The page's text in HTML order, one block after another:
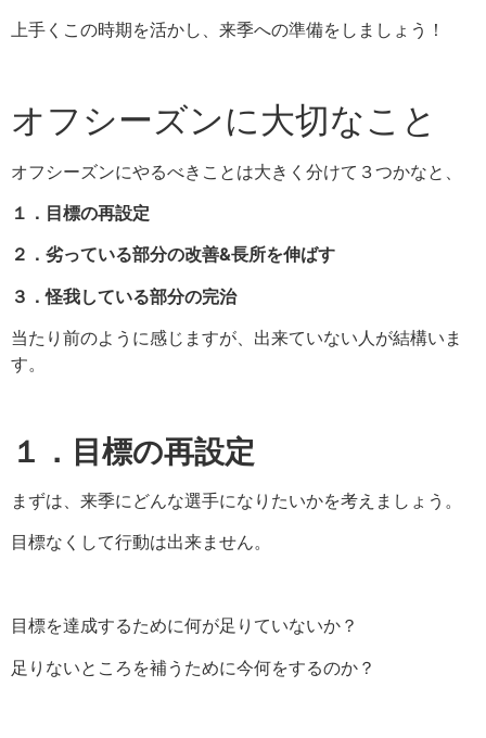
上手くこの時期を活かし、来季への準備をしましょう！
オフシーズンに大切なこと
オフシーズンにやるべきことは大きく分けて３つかなと、
１．目標の再設定
２．劣っている部分の改善&長所を伸ばす
３．怪我している部分の完治
当たり前のように感じますが、出来ていない人が結構いま
す。
１．目標の再設定
まずは、来季にどんな選手になりたいかを考えましょう。
目標なくして行動は出来ません。
目標を達成するために何が足りていないか？
足りないところを補うために今何をするのか？